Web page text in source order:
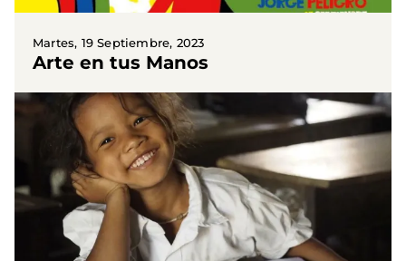
Martes, 19 Septiembre, 2023
Arte en tus Manos